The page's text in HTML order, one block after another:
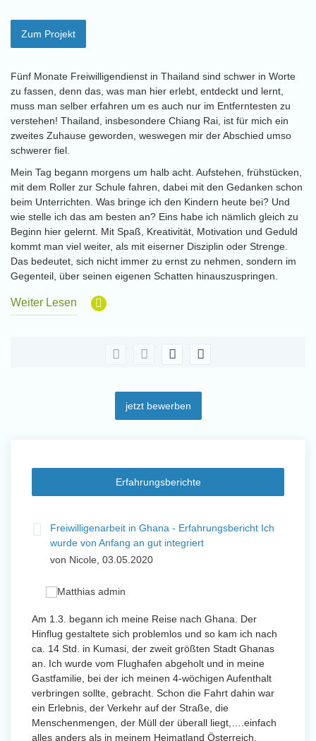
Zum Projekt
Fünf Monate Freiwilligendienst in Thailand sind schwer in Worte
zu fassen, denn das, was man hier erlebt, entdeckt und lernt,
muss man selber erfahren um es auch nur im Entferntesten zu
verstehen! Thailand, insbesondere Chiang Rai, ist für mich ein
zweites Zuhause geworden, weswegen mir der Abschied umso
schwerer fiel.
Mein Tag begann morgens um halb acht. Aufstehen, frühstücken,
mit dem Roller zur Schule fahren, dabei mit den Gedanken schon
beim Unterrichten. Was bringe ich den Kindern heute bei? Und
wie stelle ich das am besten an? Eins habe ich nämlich gleich zu
Beginn hier gelernt. Mit Spaß, Kreativität, Motivation und Geduld
kommt man viel weiter, als mit eiserner Disziplin oder Strenge.
Das bedeutet, sich nicht immer zu ernst zu nehmen, sondern im
Gegenteil, über seinen eigenen Schatten hinauszuspringen.
Weiter Lesen
jetzt bewerben
Erfahrungsberichte
Freiwilligenarbeit in Ghana - Erfahrungsbericht Ich
wurde von Anfang an gut integriert
von Nicole, 03.05.2020
Am 1.3. begann ich meine Reise nach Ghana. Der
Hinflug gestaltete sich problemlos und so kam ich nach
ca. 14 Std. in Kumasi, der zweit größten Stadt Ghanas
an. Ich wurde vom Flughafen abgeholt und in meine
Gastfamilie, bei der ich meinen 4-wöchigen Aufenthalt
verbringen sollte, gebracht. Schon die Fahrt dahin war
ein Erlebnis, der Verkehr auf der Straße, die
Menschenmengen, der Müll der überall liegt,….einfach
alles anders als in meinem Heimatland Österreich.